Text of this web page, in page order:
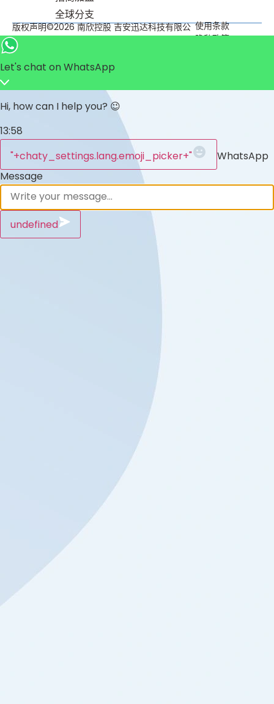
全球分⽀
版权声明©2026 南欣控股 吉安迅达科技有限公
司
使用条款
Let's chat on WhatsApp
Hi, how can I help you? 😉
13:58
"+chaty_settings.lang.emoji_picker+"
WhatsApp
Message
undefined